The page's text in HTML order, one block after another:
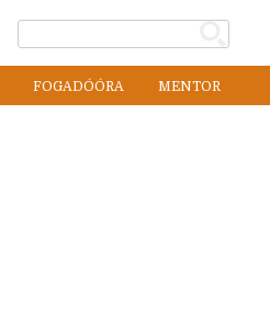
FOGADÓÓRA MENTOR